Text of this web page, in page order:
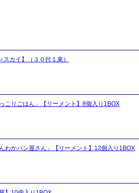
カイ】（３０付１束）
こりごはん」【リーメント】8個入り1BOX
わかパン屋さん」【リーメント】12個入り1BOX